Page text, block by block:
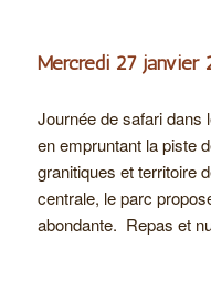
Mercredi 27
Journée de safari dans
en empruntant la piste
granitiques et territoire
centrale, le parc
abondante. Repas et